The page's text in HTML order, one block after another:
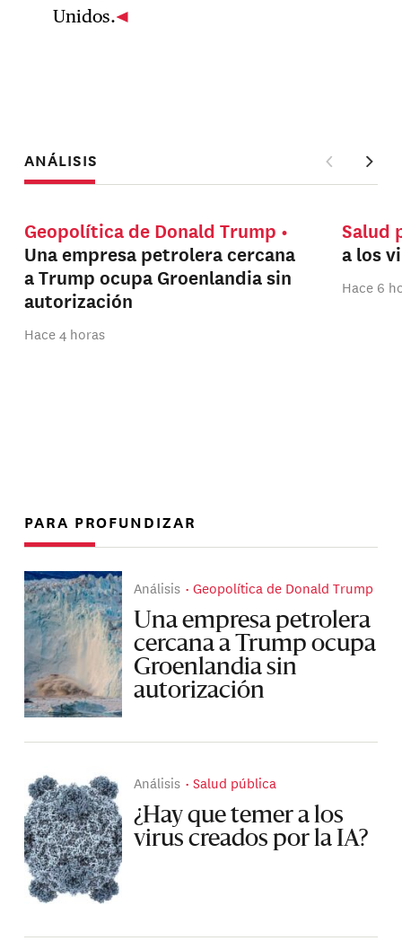
Unidos.
ANÁLISIS
Geopolítica de Donald Trump
Una empresa petrolera cercana
a Trump ocupa Groenlandia sin
autorización
Hace 4 horas
Salud
a los
Hace 6
PARA PROFUNDIZAR
Análisis Geopolítica de Donald Trump
Una empresa petrolera
cercana a Trump ocupa
Groenlandia sin
autorización
Análisis Salud pública
¿Hay que temer a los
virus creados por la IA?